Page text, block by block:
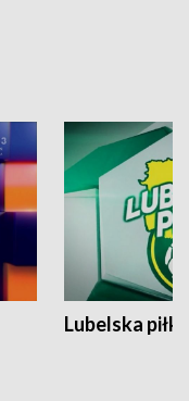
Lubelska piłka